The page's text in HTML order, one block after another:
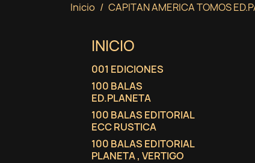
Inicio CAPITAN AMERICA TOMOS
INICIO
001 EDICIONES
100 BALAS
ED.PLANETA
100 BALAS EDITORIAL
ECC RUSTICA
100 BALAS EDITORIAL
PLANETA , VERTIGO